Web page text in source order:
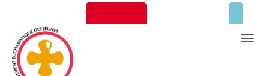
Newsletter